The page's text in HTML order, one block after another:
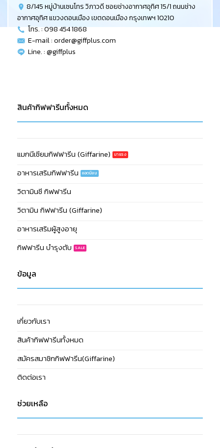
8/145 หมู่บ้านเซนโทร วิภาวดี ซอยช่างอากาศอุทิศ 15/1 ถนนช่าง
อากาศอุทิศ แขวงดอนเมือง เขตดอนเมือง กรุงเทพฯ 10210
โทร. : 098 454 1868
E-mail :order@giffplus.com
Line. : @giffplus
สินค้ากิฟฟารีนทั้งหมด
แมกนีเซียมกิฟฟารีน (Giffarine)
อาหารเสริมกิฟฟารีน
วิตามินซี กิฟฟารีน
วิตามิน กิฟฟารีน (Giffarine)
อาหารเสริมผู้สูงอายุ
กิฟฟารีน บำรุงตับ
ข้อมูล
เกี่ยวกับเรา
สินค้ากิฟฟารีนทั้งหมด
สมัครสมาชิกกิฟฟารีน(Giffarine)
ติดต่อเรา
ช่วยเหลือ